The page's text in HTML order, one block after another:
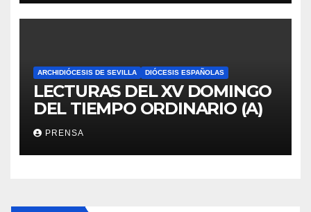
ARCHIDIÓCESIS DE SEVILLA DIÓCESIS ESPAÑOLAS
LECTURAS DEL XV DOMINGO
DEL TIEMPO ORDINARIO (A)
PRENSA